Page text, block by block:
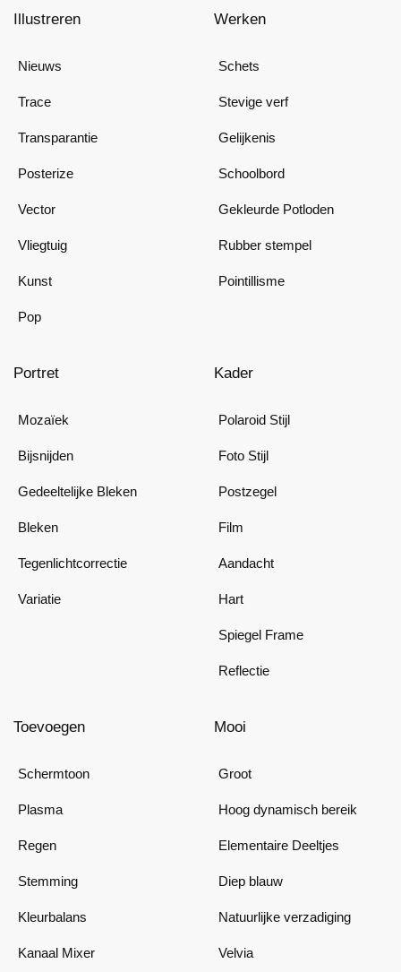
Illustreren
Nieuws
Trace
Transparantie
Posterize
Vector
Vliegtuig
Kunst
Pop
Werken
Schets
Stevige verf
Gelijkenis
Schoolbord
Gekleurde Potloden
Rubber stempel
Pointillisme
Portret
Mozaïek
Bijsnijden
Gedeeltelijke Bleken
Bleken
Tegenlichtcorrectie
Variatie
Kader
Polaroid Stijl
Foto Stijl
Postzegel
Film
Aandacht
Hart
Spiegel Frame
Reflectie
Toevoegen
Schermtoon
Plasma
Regen
Stemming
Kleurbalans
Kanaal Mixer
Mooi
Groot
Hoog dynamisch bereik
Elementaire Deeltjes
Diep blauw
Natuurlijke verzadiging
Velvia